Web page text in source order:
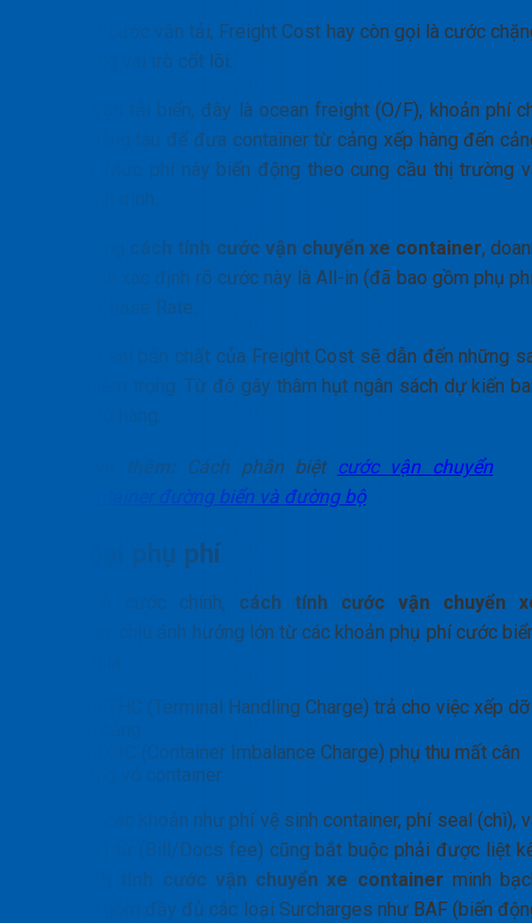
Trong giá cước vận tải, Freight Cost hay còn gọi là cước
chính đóng vai trò cốt lõi.
Đối với vận tải biển, đây là ocean freight (O/F), khoản phí
trả cho hãng tàu để đưa container từ cảng xếp hàng đến
dỡ hàng. Mức phí này biến động theo cung cầu thị trường
tuyến hành trình.
cách tính cước vận chuyển xe container,
nghiệp cần xác định rõ cước này là All-in (đã bao gồm phụ
hay chỉ là Base Rate.
Việc hiểu sai bản chất của Freight Cost sẽ dẫn đến những
lệch nghiêm trọng. Từ đó gây thâm hụt ngân sách dự kiến
đầu của lô hàng.
Xem thêm:Cách phân biệt cước vận chuyển
container đường biển và đường bộ
Các loại phụ phí
Bên cạnh cước chính, cách tính cước vận chuyển
chịu ảnh hưởng lớn từ các khoản phụ phí cước
Phí THC (Terminal Handling Charge) trả cho việc xếp dỡ
Phí CIC (Container Imbalance Charge) phụ thu mất cân
bằng vỏ container
Ngoài ra, các khoản như phí vệ sinh container, phí seal (chì),
phí chứng từ (Bill/Docs fee) cũng bắt buộc phải được liệt
cách tính cước vận chuyển xe container minh
phải bao gồm đầy đủ các loại Surcharges như BAF (biến